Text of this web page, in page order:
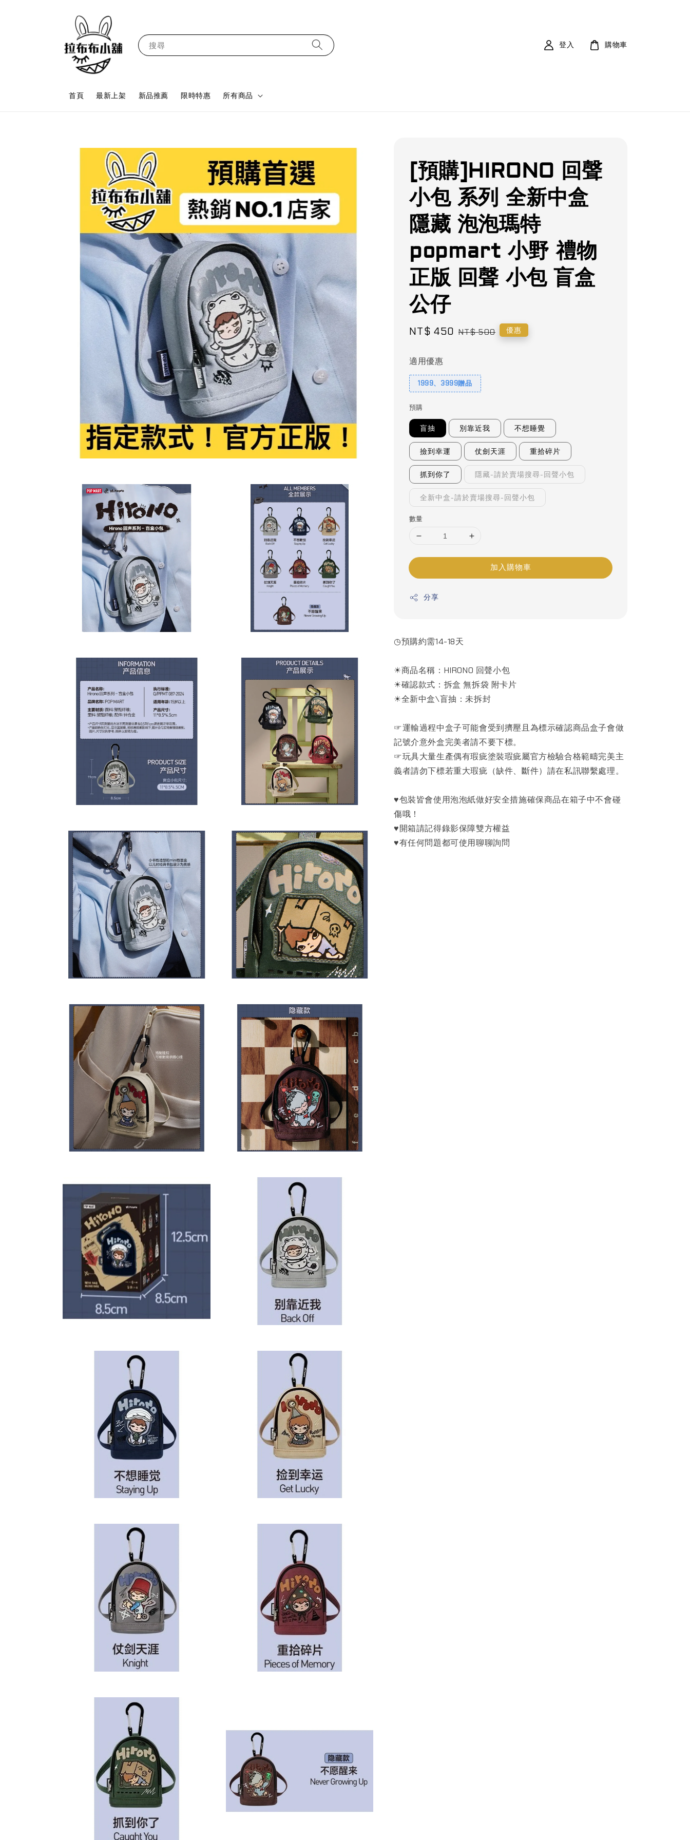
搜尋
首頁 最新上架 新品推薦 限時特惠 所有商品
登入 購物車
[預購]HIRONO 回聲
小包 系列 全新中盒
隱藏 泡泡瑪特
popmart 小野 禮物
正版 回聲 小包 盲盒
公仔
Sale
NT$ 450 Regular
NT$ 500 優惠
適用優惠
1999、3999贈品
預購
盲抽 別靠近我 不想睡覺
撿到幸運 仗劍天涯 重拾碎片
抓到你了 隱藏-請於賣場搜尋-回聲小包
全新中盒-請於賣場搜尋-回聲小包
數量
加入購物車
分享
◷預購約需14-18天
☀商品名稱：HIRONO 回聲小包
☀確認款式：拆盒 無拆袋 附卡片
☀全新中盒\盲抽：未拆封
☞運輸過程中盒子可能會受到擠壓且為標示確認商品盒子會做
記號介意外盒完美者請不要下標。
☞玩具大量生產偶有瑕疵塗裝瑕疵屬官方檢驗合格範疇完美主
義者請勿下標若重大瑕疵（缺件、斷件）請在私訊聯繫處理。
♥包裝皆會使用泡泡紙做好安全措施確保商品在箱子中不會碰
傷哦！
♥開箱請記得錄影保障雙方權益
♥有任何問題都可使用聊聊詢問